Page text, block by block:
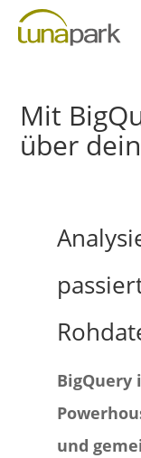
Mit
über
BigQuery
und